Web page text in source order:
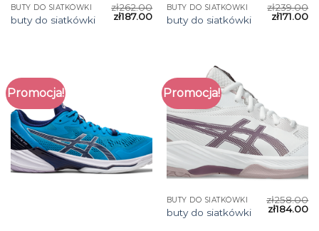
BUTY DO SIATKÓWKI
buty do siatkówki
zł262.00
zł187.00
BUTY DO SIATKÓWKI
buty do siatkówki
zł239.00
zł171.00
Promocja! Promocja!
BUTY DO SIATKÓWKI
buty do siatkówki
zł258.00
zł184.00